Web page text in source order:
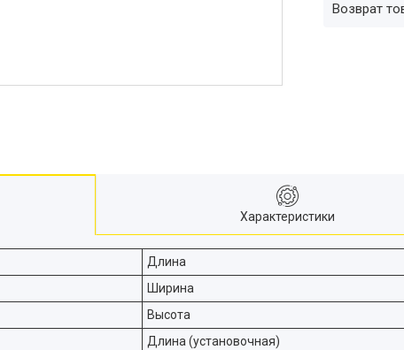
возврат
Характеристики
Длина
Ширина
Высота
Длина (установочная)